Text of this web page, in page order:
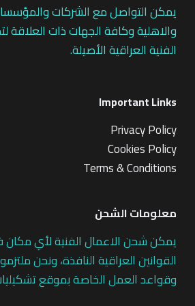
يمكن التواصل مع الشركات
والاهلية وكافة الجهات ذات العلاقة
الفنية العراقية الأصيلة.
Important Links
Privacy Policy
Cookies Policy
Terms & Conditions
معلومات الشحن
يمكن شحن الاعمال الفنية لأي
القوانين العراقية النافذة، ونحن
وقواعد العمل الخاصة بموقع